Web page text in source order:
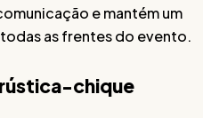
e mantém um
as frentes do evento.
chique